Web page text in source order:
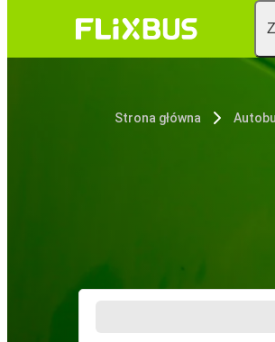
Strona główna